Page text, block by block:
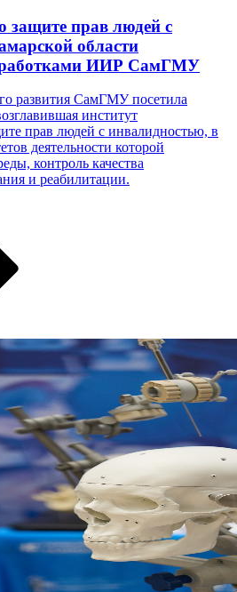
защите прав людей с
области
ИИР СамГМУ
развития СамГМУ посетила
институт
прав людей с инвалидностью, в
деятельности которой
контроль качества
и реабилитации.